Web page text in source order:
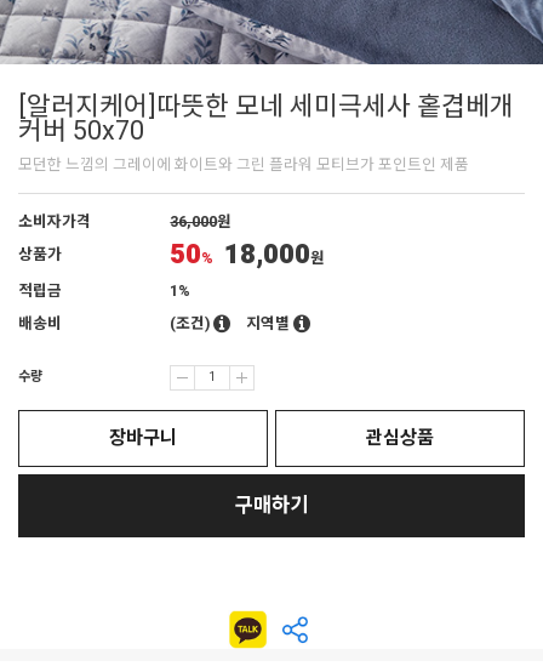
[알러지케어]따뜻한 모네 세미극세사 홑겹베개
커버 50x70
모던한 느낌의 그레이에 화이트와 그린 플라워 모티브가 포인트인 제품
소비자가격 36,000원
상품가
50% 18,000원
적립금
1%
배송비
(조건) 지역별
수량
장바구니 관심상품
구매하기